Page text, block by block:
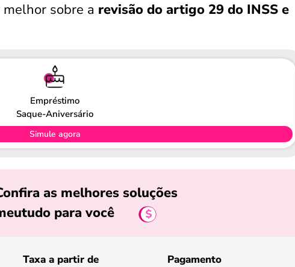
sobre a revisão do artigo 29 do INSS e
Empréstimo
Saque-Aniversário
Simule agora
as melhores soluções
para você
Taxa a partir de Pagamento